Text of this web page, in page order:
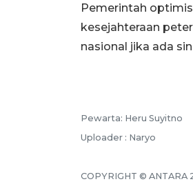
Pemerintah
kesejahteraan
nasional jika ada
Pewarta: Heru Suyitno
Uploader : Naryo
COPYRIGHT © ANTARA